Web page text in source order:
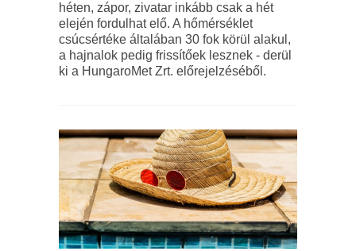
héten, zápor, zivatar inkább csak a hét
elején fordulhat elő. A hőmérséklet
csúcsértéke általában 30 fok körül alakul,
a hajnalok pedig frissítőek lesznek - derül
ki a HungaroMet Zrt. előrejelzéséből.